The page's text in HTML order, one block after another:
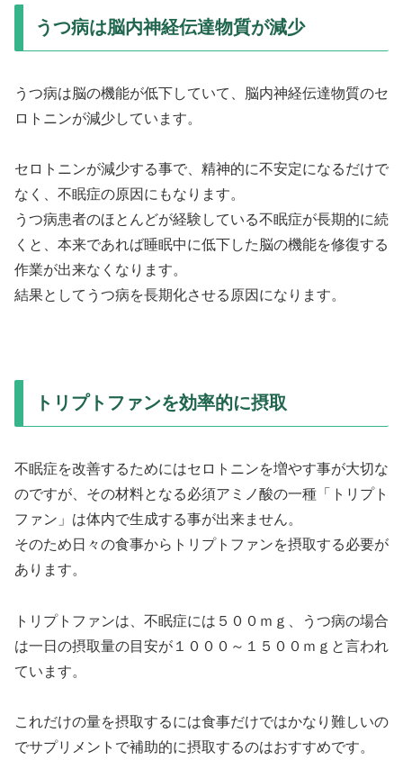
うつ病は脳内神経伝達物質が減少
うつ病は脳の機能が低下していて、脳内神経伝達物質のセ
ロトニンが減少しています。
セロトニンが減少する事で、精神的に不安定になるだけで
なく、不眠症の原因にもなります。
うつ病患者のほとんどが経験している不眠症が長期的に続
くと、本来であれば睡眠中に低下した脳の機能を修復する
作業が出来なくなります。
結果としてうつ病を長期化させる原因になります。
トリプトファンを効率的に摂取
不眠症を改善するためにはセロトニンを増やす事が大切な
のですが、その材料となる必須アミノ酸の一種「トリプト
ファン」は体内で生成する事が出来ません。
そのため日々の食事からトリプトファンを摂取する必要が
あります。
トリプトファンは、不眠症には５００ｍｇ、うつ病の場合
は一日の摂取量の目安が１０００～１５００ｍｇと言われ
ています。
これだけの量を摂取するには食事だけではかなり難しいの
でサプリメントで補助的に摂取するのはおすすめです。